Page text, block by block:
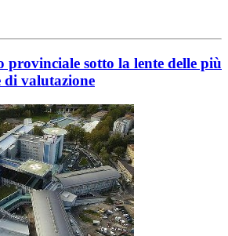
provinciale sotto la lente delle più
di valutazione